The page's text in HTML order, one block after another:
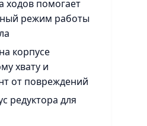
ходов помогает
режим работы
корпусе
хвату и
от повреждений
редуктора для